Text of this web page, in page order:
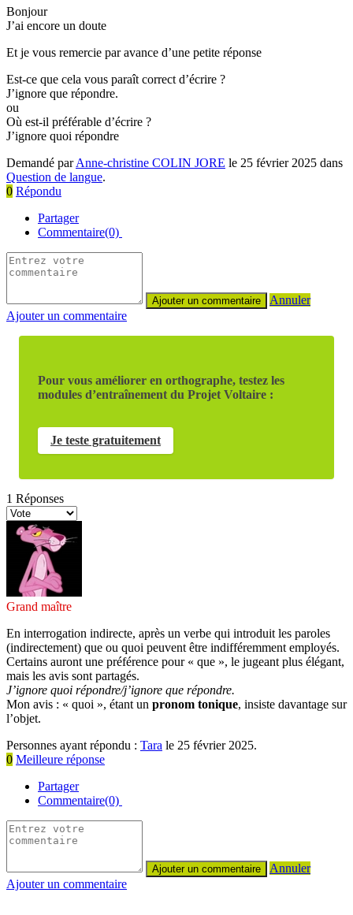
Bonjour
J’ai encore un doute
Et je vous remercie par avance d’une petite réponse
Est-ce que cela vous paraît correct d’écrire ?
J’ignore que répondre.
ou
Où est-il préférable d’écrire ?
J’ignore quoi répondre
Demandé parAnne-christine COLIN JORE le 25 février 2025 dans
Question de langue.
0 Répondu
Partager
Commentaire(0)
Annuler
Ajouter un commentaire
Pour vous améliorer en orthographe, testez les
modules d’entraînement du Projet Voltaire :
Je teste gratuitement
1 Réponses
Grand maître
En interrogation indirecte, après un verbe qui introduit les paroles
(indirectement) que ou quoi peuvent être indifféremment employés.
Certains auront une préférence pour « que », le jugeant plus élégant,
mais les avis sont partagés.
J’ignore quoi répondre/j’ignore que répondre.
Mon avis : « quoi », étant un pronom tonique, insiste davantage sur
l’objet.
Personnes ayant répondu : Tara le 25 février 2025.
0 Meilleure réponse
Partager
Commentaire(0)
Annuler
Ajouter un commentaire